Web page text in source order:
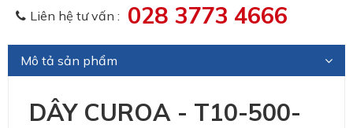
Liên hệ tư vấn : 028 3773 4666
Mô tả sản phẩm
DÂY CUROA - T10-500-